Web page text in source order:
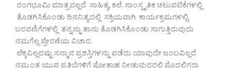
ರಂಗಭೂಮಿ ಮಾತ್ರವಲ್ಲದೆ ಸಾಹಿತ್ಯ, ಕಲೆ, ಸಾಂಸ್ಕೃತಿಕ ಚಟುವಟಿಕೆಗಳಲ್ಲಿ
ತೊಡಗಿಸಿಕೊಂಡು ದಿನನಿತ್ಯದಲ್ಲಿ ಸಕ್ರಿಯವಾಗಿ ಕಾರ್ಯಕ್ರಮಗಳಲ್ಲಿ,
ಬರವಣಿಗೆಗಳಲ್ಲಿ ತನ್ನನ್ನು ತಾನು ತೊಡಗಿಸಿಕೊಂಡು ಸಾಗುತ್ತಿರುವುದು
ನಮಗೆಲ್ಲ ಪ್ರೇರಣೆಯ ವಿಚಾರ.
ಲೆಕ್ಕವಿಲ್ಲದಷ್ಟು ಸನ್ಮಾನ ಪ್ರಶಸ್ತಿಗಳನ್ನು ಪಡೆದು ಯಾವುದೇ ಜಂಬವಿಲ್ಲದೆ